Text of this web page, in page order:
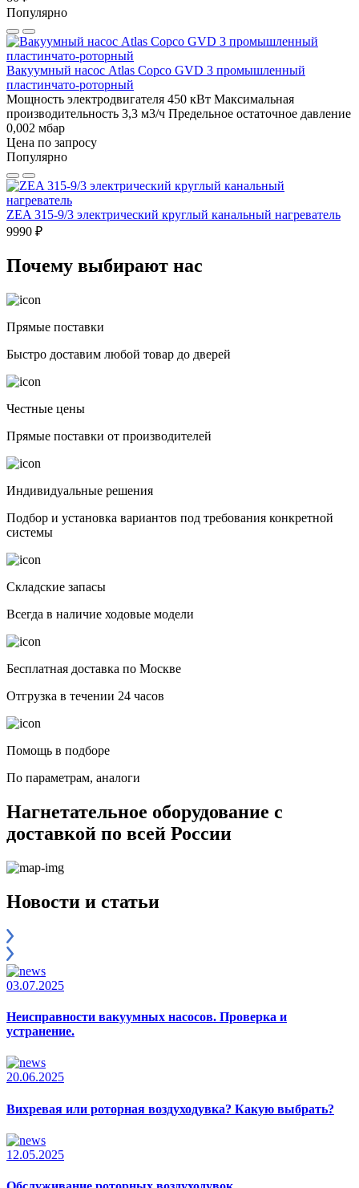
Популярно
Вакуумный насос Atlas Copco GVD 3 промышленный
пластинчато-роторный
Мощность электродвигателя 450 кВт Максимальная
производительность 3,3 м3/ч Предельное остаточное давление
0,002 мбар
Цена по запросу
Популярно
ZEA 315-9/3 электрический круглый канальный нагреватель
9990 ₽
Почему выбирают нас
Прямые поставки
Быстро доставим любой товар до дверей
Честные цены
Прямые поставки от производителей
Индивидуальные решения
Подбор и установка вариантов под требования конкретной
системы
Складские запасы
Всегда в наличие ходовые модели
Бесплатная доставка по Москве
Отгрузка в течении 24 часов
Помощь в подборе
По параметрам, аналоги
Нагнетательное оборудование с
доставкой по всей России
Новости и статьи
03.07.2025
Неисправности вакуумных насосов. Проверка и
устранение.
20.06.2025
Вихревая или роторная воздуходувка? Какую выбрать?
12.05.2025